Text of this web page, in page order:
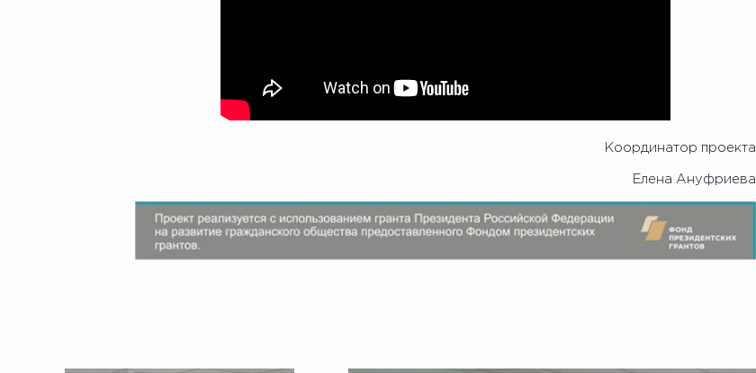
Координатор проекта
Елена Ануфриева